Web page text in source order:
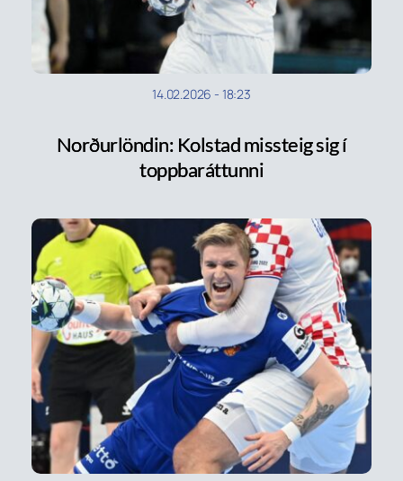
14.02.2026 - 18:23
Norðurlöndin: Kolstad missteig sig í
toppbaráttunni